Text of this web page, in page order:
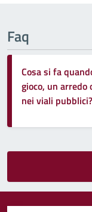
Faq
Cosa si fa
gioco, un arredo
nei viali pubblici?